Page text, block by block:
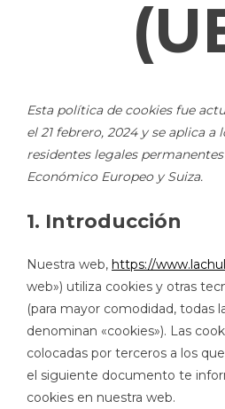
Esta política de cookies fue
el 21 febrero, 2024 y se aplica a
residentes legales
Económico Europeo y Suiza.
1. Introducción
Nuestra web, https://
web») utiliza cookies y otras
(para mayor comodidad, todas
denominan «cookies»). Las
colocadas por terceros a los
el siguiente documento te
cookies en nuestra web.